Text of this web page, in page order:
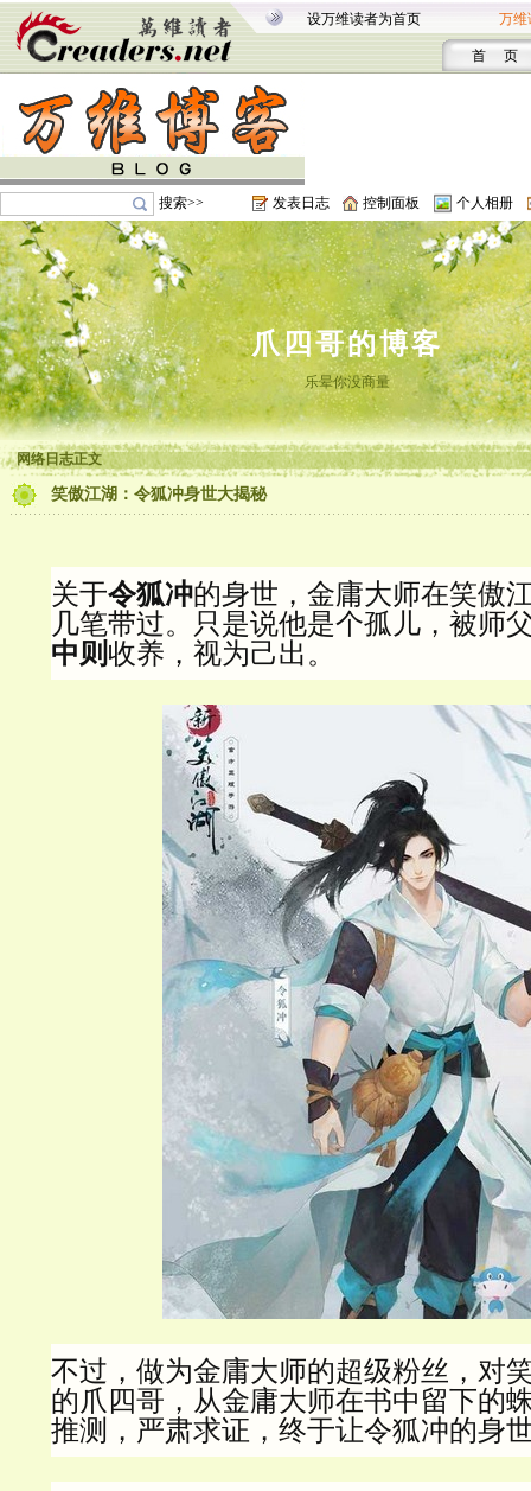
设万维读者为首页 万维
首 页
搜索>> 发表日志 控制面板 个人相册
爪四哥的博客
乐晕你没商量
网络日志正文
笑傲江湖：令狐冲身世大揭秘
关于令狐冲的身世，金庸大师在笑傲
几笔带过。只是说他是个孤儿，被师
中则 收养，视为己出。
不过，做为金庸大师的超级粉丝，对
的爪四哥，从金庸大师在书中留下的
推测，严肃求证，终于让令狐冲的身